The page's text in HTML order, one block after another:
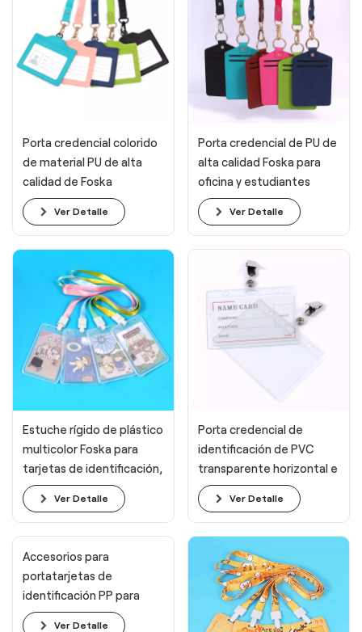
Porta credencial colorido
de material PU de alta
calidad de Foska
Ver Detalle
Porta credencial de PU de
alta calidad Foska para
oficina y estudiantes
Ver Detalle
Estuche rígido de plástico
multicolor Foska para
tarjetas de identificación,
ideal para oficina y
escuela.
Ver Detalle
Porta credencial de
identificación de PVC
transparente horizontal e
impermeable Foska
Ver Detalle
Accesorios para
portatarjetas de
identificación PP para
sujetar tarjetas de
Ver Detalle